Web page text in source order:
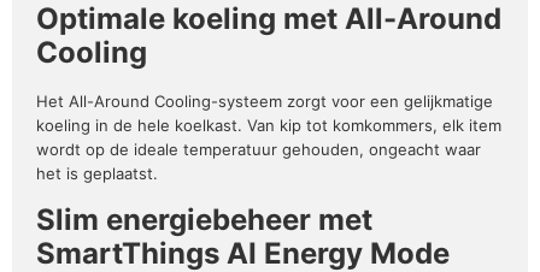
Optimale koeling met All-Around
Cooling
Het All-Around Cooling-systeem zorgt voor een gelijkmatige
koeling in de hele koelkast. Van kip tot komkommers, elk item
wordt op de ideale temperatuur gehouden, ongeacht waar
het is geplaatst.
Slim energiebeheer met
SmartThings AI Energy Mode